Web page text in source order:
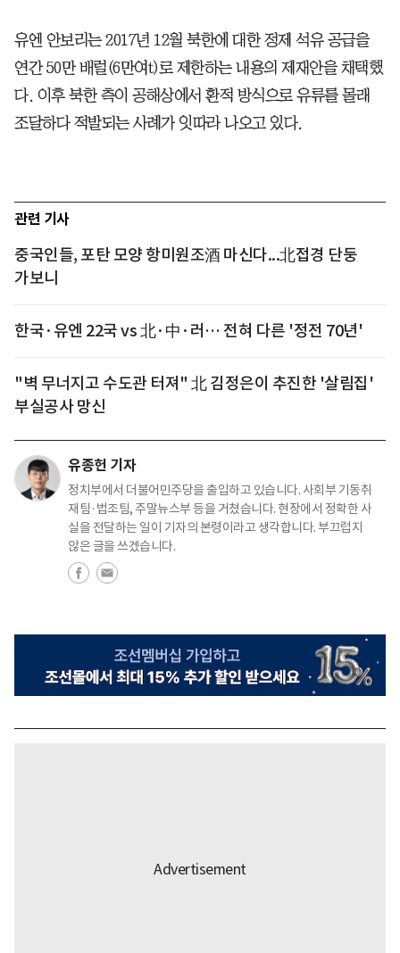
유엔 안보리는 2017년 12월 북한에 대한 정제 석유 공급을
연간 50만 배럴(6만여t)로 제한하는 내용의 제재안을 채택했
다. 이후 북한 측이 공해상에서 환적 방식으로 유류를 몰래
조달하다 적발되는 사례가 잇따라 나오고 있다.
관련 기사
중국인들, 포탄 모양 항미원조酒 마신다...北접경 단둥
가보니
한국·유엔 22국 vs 北·中·러… 전혀 다른 '정전 70년'
"벽 무너지고 수도관 터져" 北 김정은이 추진한 '살림집'
부실공사 망신
유종헌 기자
정치부에서 더불어민주당을 출입하고 있습니다. 사회부 기동취
재팀·법조팀, 주말뉴스부 등을 거쳤습니다. 현장에서 정확한 사
실을 전달하는 일이 기자의 본령이라고 생각합니다. 부끄럽지
않은 글을 쓰겠습니다.